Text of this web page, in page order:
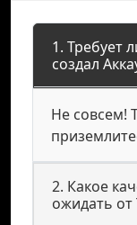
1. Требует
создал
Не совсем!
2. Какое
ожидать от